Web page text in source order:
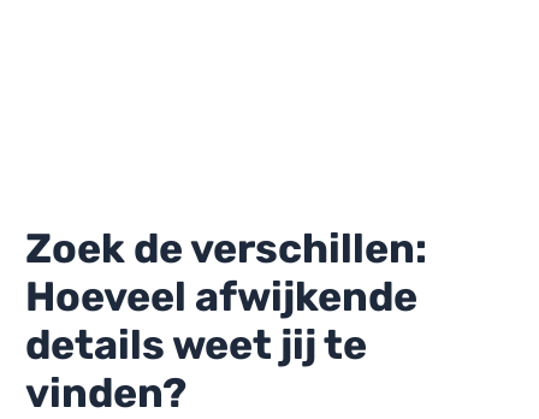
Zoek de verschillen:
Hoeveel afwijkende
details weet jij te
vinden?